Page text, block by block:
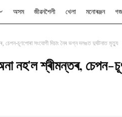
অসম জীৱনশৈলী খেলা মনোৰঞ্জন
চেপন-চূণপোৰা সংযোগী দিচাং নৈৰ ভগ্ন দলঙত দুৰ্ঘটনাত মৃত্যু
নহ'ল শ্ৰীমন্তৰ, চেপন-